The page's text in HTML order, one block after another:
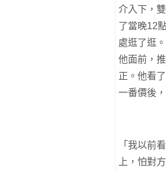
介入下，
了當晚12
處逛了逛
他面前，
正。他看
一番價後
「我以前
上，怕對